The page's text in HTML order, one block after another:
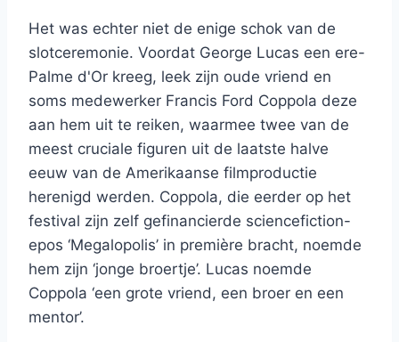
Het was echter niet de enige schok van de
slotceremonie. Voordat George Lucas een ere-
Palme d'Or kreeg, leek zijn oude vriend en
soms medewerker Francis Ford Coppola deze
aan hem uit te reiken, waarmee twee van de
meest cruciale figuren uit de laatste halve
eeuw van de Amerikaanse filmproductie
herenigd werden. Coppola, die eerder op het
festival zijn zelf gefinancierde sciencefiction-
epos ‘Megalopolis’ in première bracht, noemde
hem zijn ‘jonge broertje’. Lucas noemde
Coppola ‘een grote vriend, een broer en een
mentor’.